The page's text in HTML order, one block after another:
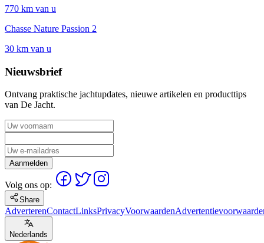
770 km van u
Chasse Nature Passion 2
30 km van u
Nieuwsbrief
Ontvang praktische jachtupdates, nieuwe artikelen en producttips
van De Jacht.
Aanmelden
Volg ons op:
Share
AdverterenContactLinksPrivacyVoorwaarden
Nederlands